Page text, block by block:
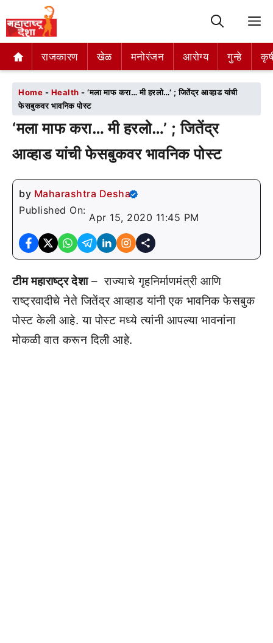
राजकारण खेळ मनोरंजन आरोग्य गुन्हे
राजकारण खेळ मनोरंजन आरोग्य गुन्हे
Home - Health - ‘मला माफ करा… मी हरलो…’ ; जितेंद्र आव्हाड यांची
फेसबुकवर भावनिक पोस्ट
‘मला माफ करा… मी हरलो…’ ; जितेंद्र
आव्हाड यांची फेसबुकवर भावनिक पोस्ट
by Maharashtra Desha
Published On:
Apr 15, 2020 11:45 PM
टीम महाराष्ट्र देशा– राज्याचे गृहनिर्माणमंत्री आणि
राष्ट्रवादीचे नेते जितेंद्र आव्हाड यांनी एक भावनिक फेसबुक
पोस्ट केली आहे. या पोस्ट मध्ये त्यांनी आपल्या भावनांना
मोकळी वात करून दिली आहे.